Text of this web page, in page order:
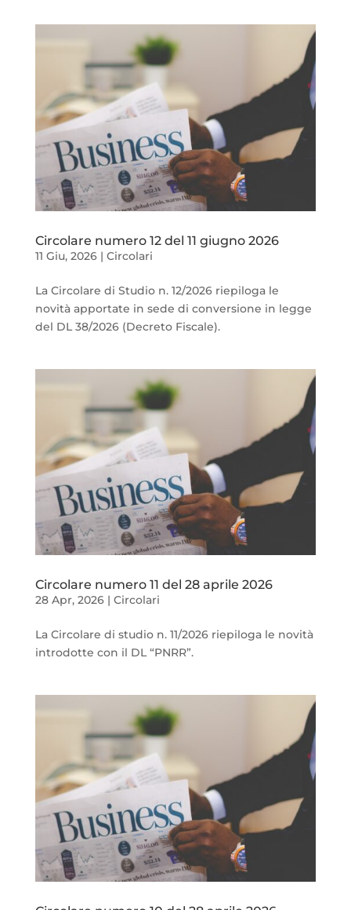
Circolare numero 12 del 11 giugno 2026
11 Giu, 2026| Circolari
La Circolare di Studio n. 12/2026 riepiloga le
novità apportate in sede di conversione in legge
del DL 38/2026 (Decreto Fiscale).
Circolare numero 11 del 28 aprile 2026
28 Apr, 2026| Circolari
La Circolare di studio n. 11/2026 riepiloga le novità
introdotte con il DL “PNRR”.